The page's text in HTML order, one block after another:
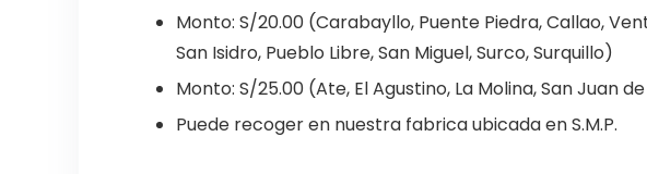
Monto: S/20.00 (Carabayllo, Puente Piedra, Callao,
San Isidro, Pueblo Libre, San Miguel, Surco, Surquillo)
Monto: S/25.00 (Ate, El Agustino, La Molina, San Juan
Puede recoger en nuestra fabrica ubicada en S.M.P.